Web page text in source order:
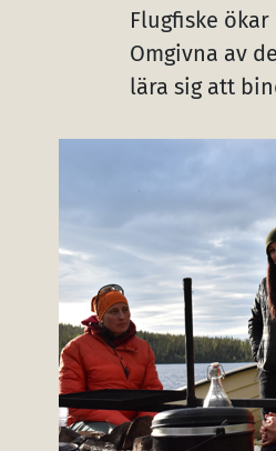
Flugfiske
Omgivna av
lära sig att